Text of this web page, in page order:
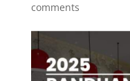
comments